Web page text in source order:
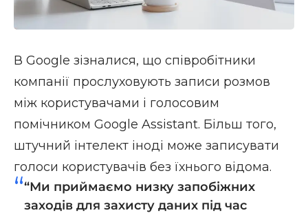
В Google зізналися, що співробітники
компанії прослуховують записи розмов
між користувачами і голосовим
помічником Google Assistant. Більш того,
штучний інтелект іноді може записувати
голоси користувачів без їхнього відома.
“Ми приймаємо низку запобіжних
заходів для захисту даних під час